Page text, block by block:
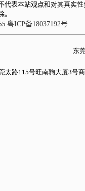
表本站观点和对其真实
粤ICP备18037192号